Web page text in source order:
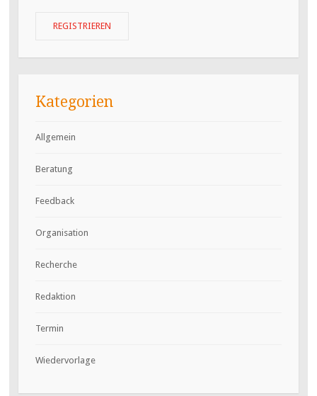
Kategorien
Allgemein
Beratung
Feedback
Organisation
Recherche
Redaktion
Termin
Wiedervorlage